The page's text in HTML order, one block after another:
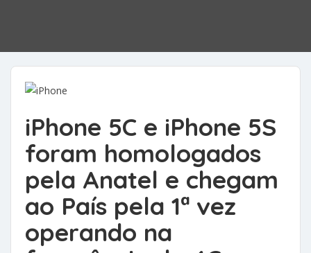
iPhone 5C e iPhone 5S
foram homologados
pela Anatel e chegam
ao País pela 1ª vez
operando na